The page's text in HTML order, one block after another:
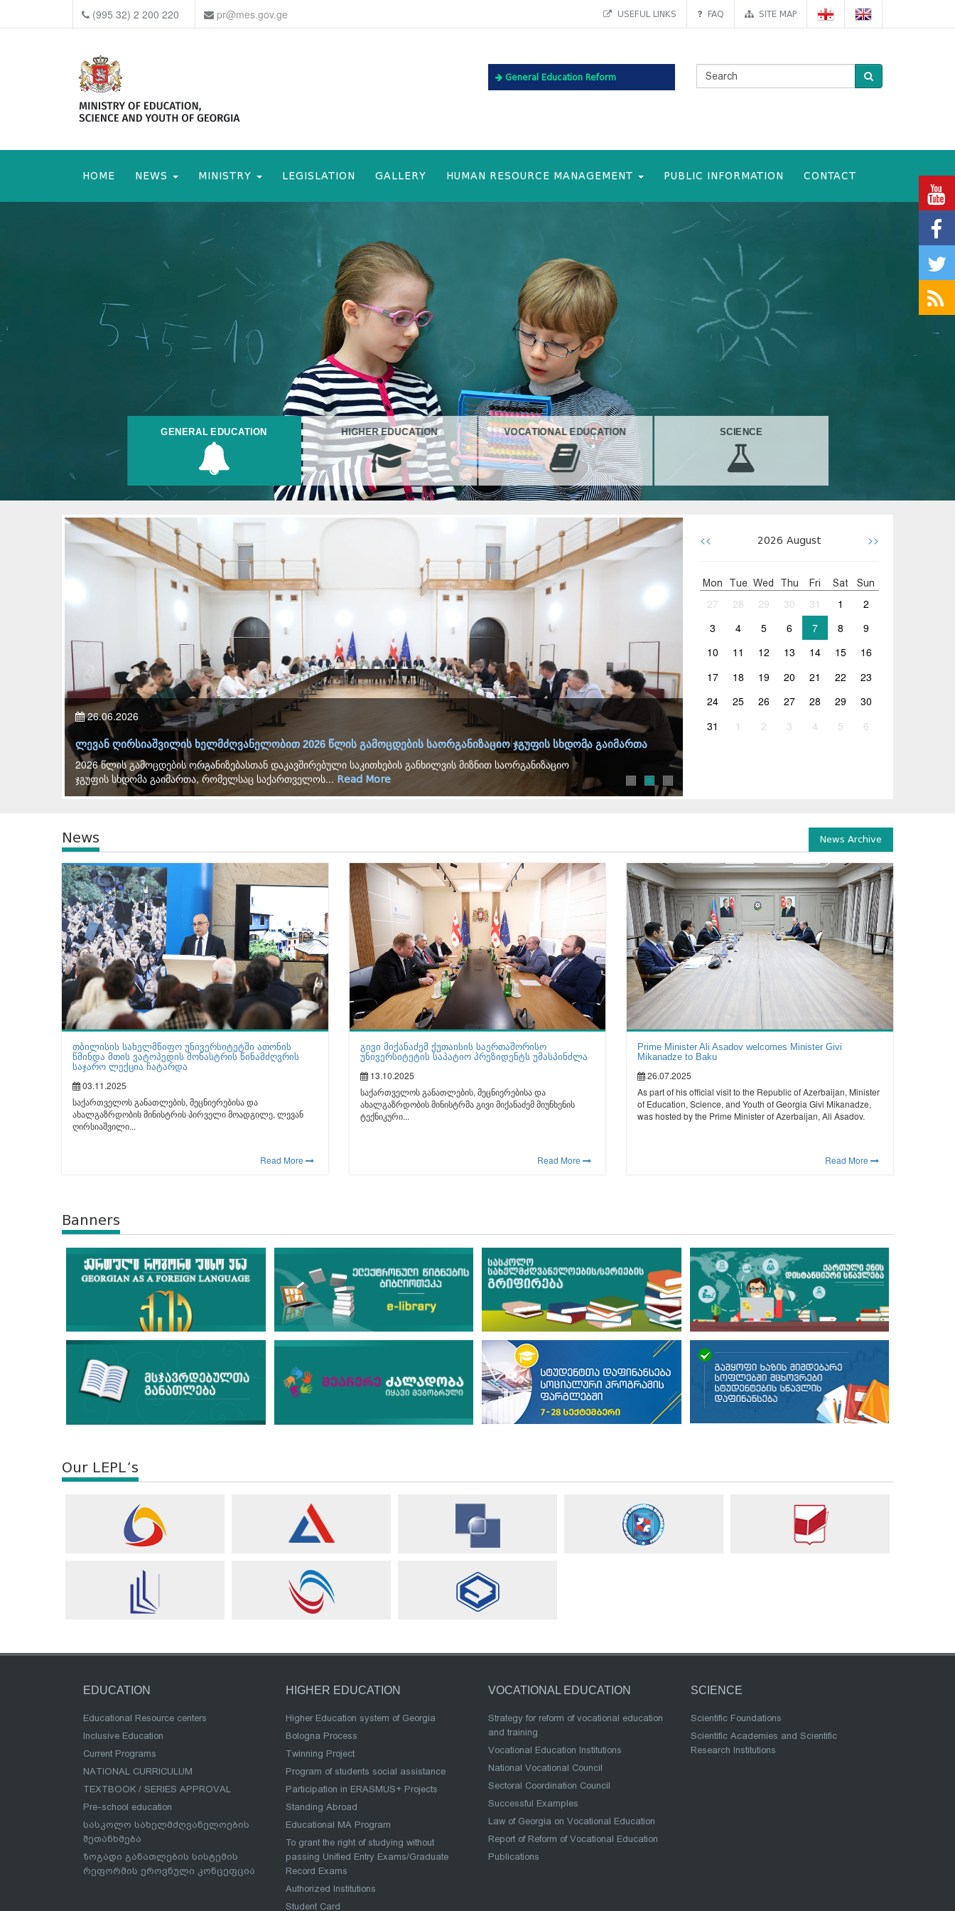
(995 32) 2 200 220 pr@mes.gov.ge USEFUL LINKS FAQ SITE MAP
General Education Reform
HOME NEWS MINISTRY LEGISLATION GALLERY HUMAN RESOURCE MANAGEMENT PUBLIC INFORMATION CONTACT
GENERAL EDUCATION HIGHER EDUCATION VOCATIONAL EDUCATION SCIENCE
26.06.2026
ლევან ღირსიაშვილის ხელმძღვანელობით 2026 წლის გამოცდების საორგანიზაციო ჯგუფის სხდომა გაიმართა
2026 წლის გამოცდების ორგანიზებასთან დაკავშირებული საკითხების განხილვის მიზნით საორგანიზაციო
ჯგუფის სხდომა გაიმართა, რომელსაც საქართველოს... Read More
16.04.2026
ინკლუზიურ განათლებაზე საჯარო დიალოგის
<< 2026 August >>
Mon Tue Wed Thu Fri Sat Sun
27 28 29 30 31 1
2
3
4 5 6 7 8
9
10
11 12 13 14 15
16
17
18 19 20 21 22
23
24
25 26 27 28 29
30
31
1 2 3 4 5 6
News News Archive
თბილისის სახელმწიფო უნივერსიტეტში ათონის
წმინდა მთის ვატოპედის მონასტრის წინამძღვრის
საჯარო ლექცია ჩატარდა
03.11.2025
საქართველოს განათლების, მეცნიერებისა და
ახალგაზრდობის მინისტრის პირველი მოადგილე, ლევან
ღირსიაშვილი...
Read More
გივი მიქანაძემ ქუთაისის საერთაშორისო
უნივერსიტეტის საპატიო პრეზიდენტს უმასპინძლა
13.10.2025
საქართველოს განათლების, მეცნიერებისა და
ახალგაზრდობის მინისტრმა გივი მიქანაძემ მიუნხენის
ტექნიკური...
Read More
Prime Minister Ali Asadov welcomes Minister Givi
Mikanadze to Baku
26.07.2025
As part of his official visit to the Republic of Azerbaijan, Minister
of Education, Science, and Youth of Georgia Givi Mikanadze,
was hosted by the Prime Minister of Azerbaijan, Ali Asadov.
Read More
Banners
Our LEPL’s
EDUCATION
Educational Resource centers
Inclusive Education
Current Programs
NATIONAL CURRICULUM
TEXTBOOK / SERIES APPROVAL
Pre-school education
სასკოლო სახელმძღვანელოების
შეთანხმება
ზოგადი განათლების სისტემის
რეფორმის ეროვნული კონცეფცია
HIGHER EDUCATION
Higher Education system of Georgia
Bologna Process
Twinning Project
Program of students social assistance
Participation in ERASMUS+ Projects
Standing Abroad
Educational MA Program
To grant the right of studying without
passing Unified Entry Exams/Graduate
Record Exams
Authorized Institutions
Student Card
VOCATIONAL EDUCATION
Strategy for reform of vocational education
and training
Vocational Education Institutions
National Vocational Council
Sectoral Coordination Council
Successful Examples
Law of Georgia on Vocational Education
Report of Reform of Vocational Education
Publications
SCIENCE
Scientific Foundations
Scientific Academies and Scientific
Research Institutions